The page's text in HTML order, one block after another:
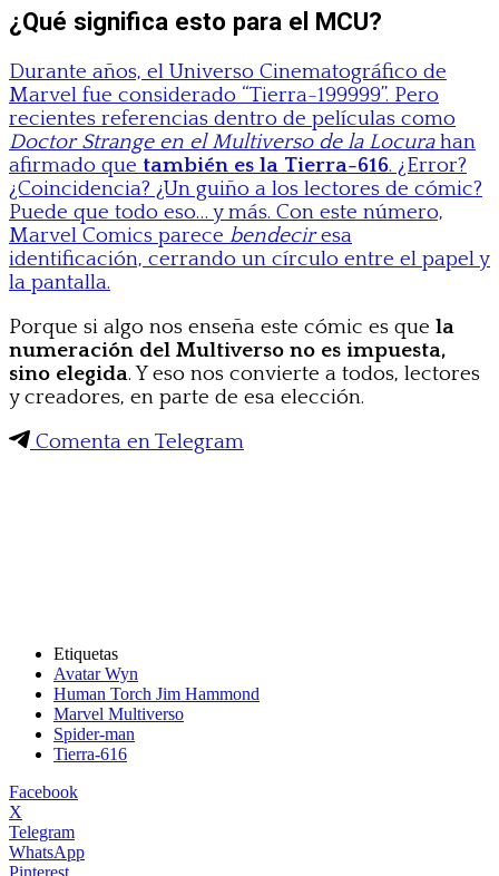
¿Qué significa esto para el MCU?
Durante años, el Universo Cinematográfico de
Marvel fue considerado “Tierra-199999”. Pero
recientes referencias dentro de películas como
Doctor Strange en el Multiverso de la Locurahan
afirmado que también es la Tierra-616. ¿Error?
¿Coincidencia? ¿Un guiño a los lectores de cómic?
Puede que todo eso… y más. Con este número,
Marvel Comics parece bendeciresa
identificación, cerrando un círculo entre el papel y
la pantalla.
Porque si algo nos enseña este cómic es que la
numeración del Multiverso no es impuesta,
sino elegida. Y eso nos convierte a todos, lectores
y creadores, en parte de esa elección.
Comenta en Telegram
Etiquetas
Avatar Wyn
Human Torch Jim Hammond
Marvel Multiverso
Spider-man
Tierra-616
Facebook
X
Telegram
WhatsApp